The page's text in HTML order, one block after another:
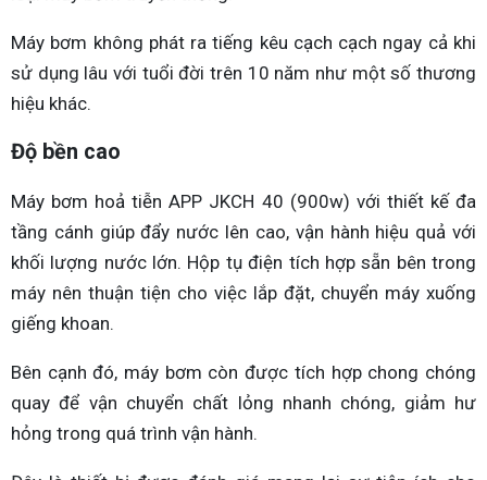
Máy bơm không phát ra tiếng kêu cạch cạch ngay cả khi
sử dụng lâu với tuổi đời trên 10 năm như một số thương
hiệu khác.
Độ bền cao
Máy bơm hoả tiễn APP JKCH 40 (900w) với thiết kế đa
tầng cánh giúp đẩy nước lên cao, vận hành hiệu quả với
khối lượng nước lớn. Hộp tụ điện tích hợp sẵn bên trong
máy nên thuận tiện cho việc lắp đặt, chuyển máy xuống
giếng khoan.
Bên cạnh đó, máy bơm còn được tích hợp chong chóng
quay để vận chuyển chất lỏng nhanh chóng, giảm hư
hỏng trong quá trình vận hành.